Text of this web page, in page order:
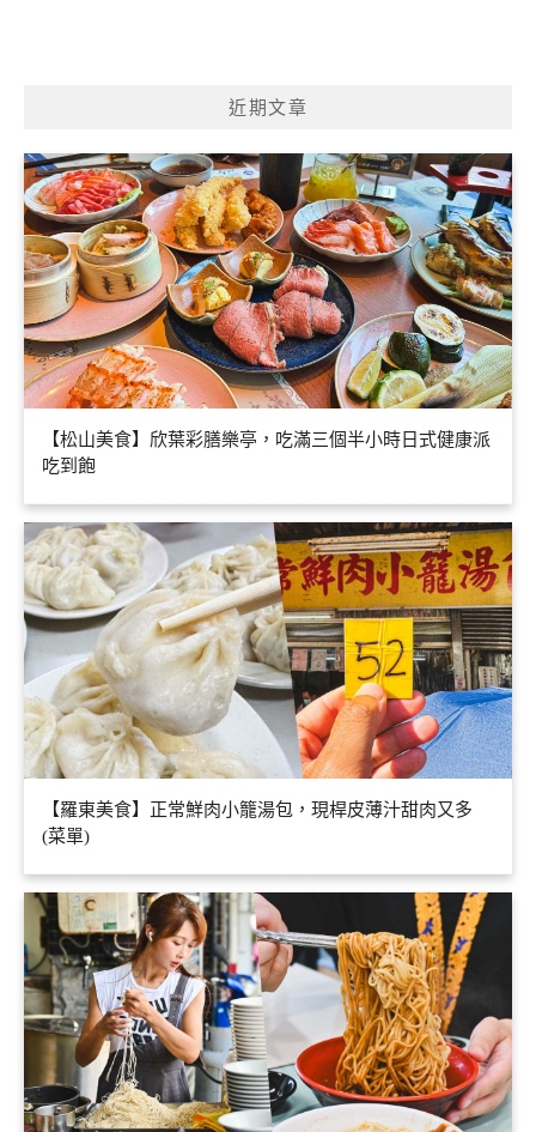
近期文章
【松山美食】欣葉彩膳樂亭，吃滿三個半小時日式健康派
吃到飽
【羅東美食】正常鮮肉小籠湯包，現桿皮薄汁甜肉又多
(菜單)